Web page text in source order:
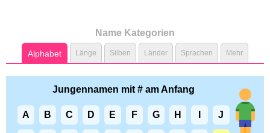
Name Kategorien
Alphabet Länge Silben Länder Sprachen Mehr
Jungennamen mit # am Anfang
A B C D E F G H J